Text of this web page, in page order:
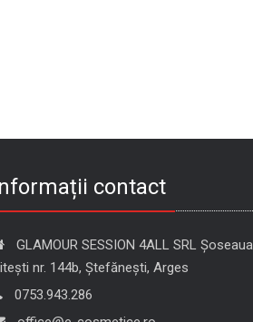
contact
GLAMOUR SESSION 4ALL SRL
nr. 144b, Ștefănești, Arges
0753.943.286